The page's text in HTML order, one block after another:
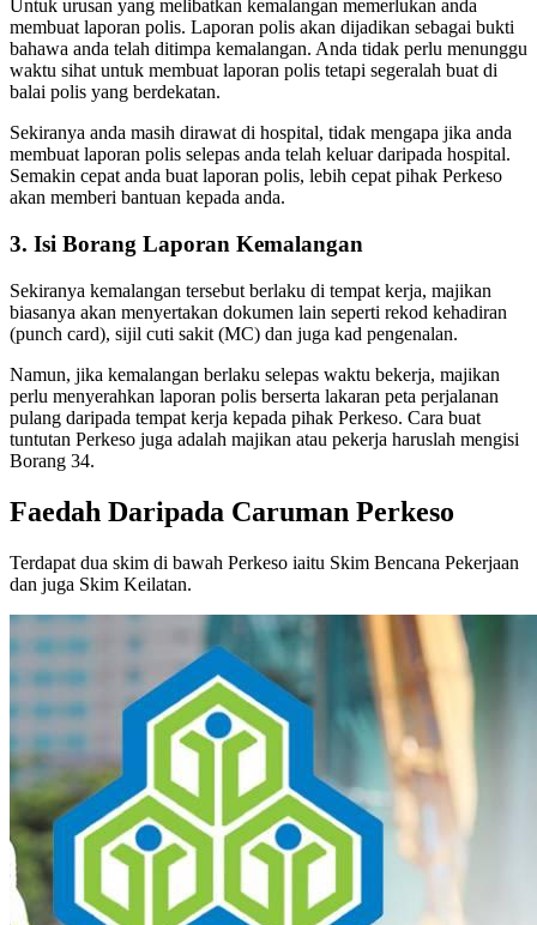
Untuk urusan yang melibatkan kemalangan memerlukan anda
membuat laporan polis. Laporan polis akan dijadikan sebagai bukti
bahawa anda telah ditimpa kemalangan. Anda tidak perlu menunggu
waktu sihat untuk membuat laporan polis tetapi segeralah buat di
balai polis yang berdekatan.
Sekiranya anda masih dirawat di hospital, tidak mengapa jika anda
membuat laporan polis selepas anda telah keluar daripada hospital.
Semakin cepat anda buat laporan polis, lebih cepat pihak Perkeso
akan memberi bantuan kepada anda.
3. Isi Borang Laporan Kemalangan
Sekiranya kemalangan tersebut berlaku di tempat kerja, majikan
biasanya akan menyertakan dokumen lain seperti rekod kehadiran
(punch card), sijil cuti sakit (MC) dan juga kad pengenalan.
Namun, jika kemalangan berlaku selepas waktu bekerja, majikan
perlu menyerahkan laporan polis berserta lakaran peta perjalanan
pulang daripada tempat kerja kepada pihak Perkeso. Cara buat
tuntutan Perkeso juga adalah majikan atau pekerja haruslah mengisi
Borang 34.
Faedah Daripada Caruman Perkeso
Terdapat dua skim di bawah Perkeso iaitu Skim Bencana Pekerjaan
dan juga Skim Keilatan.